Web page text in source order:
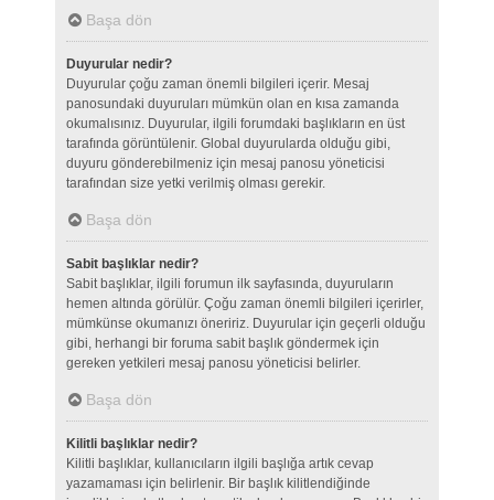
Başa dön
Duyurular nedir?
Duyurular çoğu zaman önemli bilgileri içerir. Mesaj
panosundaki duyuruları mümkün olan en kısa zamanda
okumalısınız. Duyurular, ilgili forumdaki başlıkların en üst
tarafında görüntülenir. Global duyurularda olduğu gibi,
duyuru gönderebilmeniz için mesaj panosu yöneticisi
tarafından size yetki verilmiş olması gerekir.
Başa dön
Sabit başlıklar nedir?
Sabit başlıklar, ilgili forumun ilk sayfasında, duyuruların
hemen altında görülür. Çoğu zaman önemli bilgileri içerirler,
mümkünse okumanızı öneririz. Duyurular için geçerli olduğu
gibi, herhangi bir foruma sabit başlık göndermek için
gereken yetkileri mesaj panosu yöneticisi belirler.
Başa dön
Kilitli başlıklar nedir?
Kilitli başlıklar, kullanıcıların ilgili başlığa artık cevap
yazamaması için belirlenir. Bir başlık kilitlendiğinde